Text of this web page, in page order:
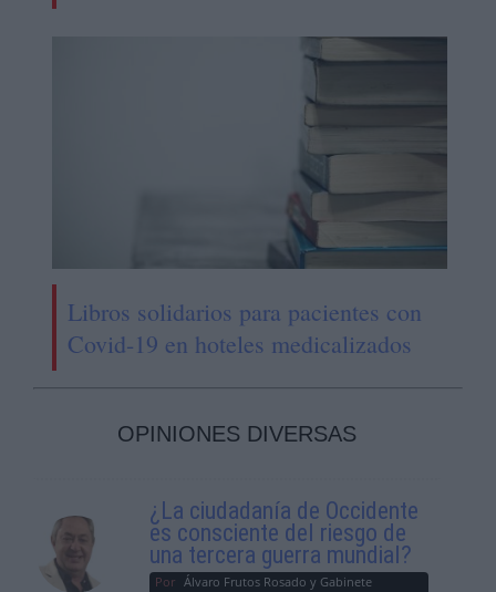
Libros solidarios para pacientes con
Covid-19 en hoteles medicalizados
OPINIONES DIVERSAS
¿La ciudadanía de Occidente
es consciente del riesgo de
una tercera guerra mundial?
Por Álvaro Frutos Rosado y Gabinete